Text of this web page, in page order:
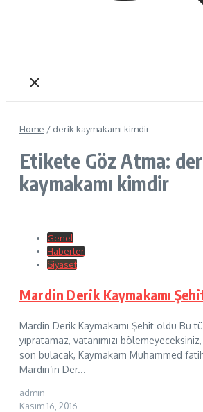
Home / derik kaymakamı kimdir
Etikete Göz Atma:
kaymakamı kimdir
Genel
Haberler
Siyaset
Mardin Derik Kaymakamı
Mardin Derik Kaymakamı Şehit oldu Bu
yıpratamaz, vatanımızı
son bulacak, Kaymakam Muhammed
Mardin‘in Der...
admin
Kasım 16, 2016